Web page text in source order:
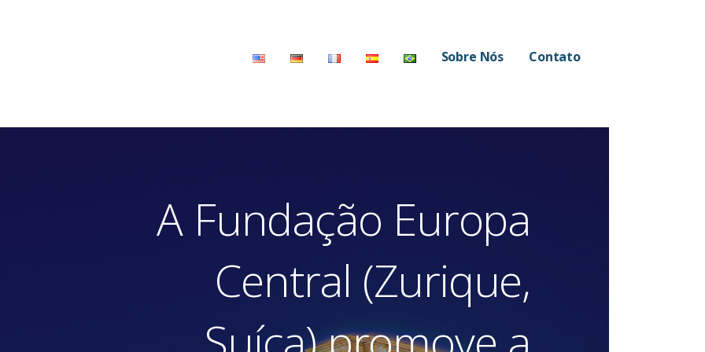
Sobre Nós Contato
A Fundação Europa
Central (Zurique,